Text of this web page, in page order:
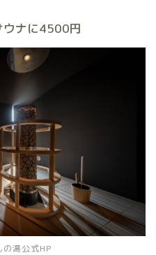
ナに4500円
湯公式HP